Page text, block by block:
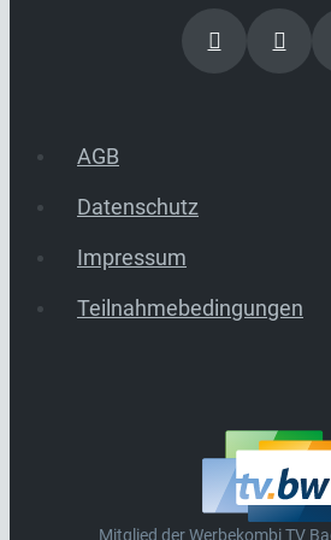
AGB
Datenschutz
Impressum
Teilnahmebedingungen
Mitglied der Werbekombi TV